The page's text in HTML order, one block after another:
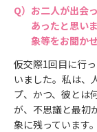
お二人が出会
あったと思い
象等をお聞か
仮交際1回目に行
いました。私は、
プ、かつ、彼とは
が、不思議と最初
象に残っています。